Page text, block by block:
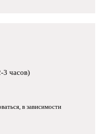
3 часов)
в зависимости